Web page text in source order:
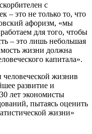
с
– это не только то, что
афоризм, «мы
для того, чтобы
– это лишь небольшая
жизни должна
капитала».
жизнив
развитие и
лет экономисты
пытаясь оценить
жизни»